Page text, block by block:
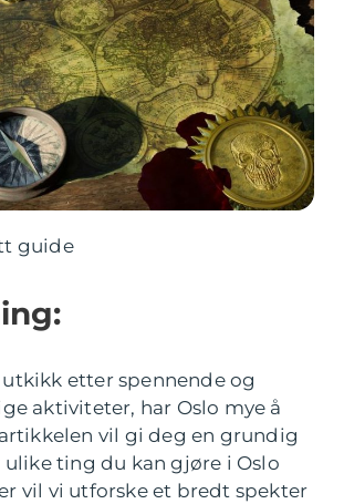
guide
etter spennende og
aktiviteter, har Oslo mye å
vil gi deg en grundig
ulike ting du kan gjøre i Oslo
vil vi utforske et bredt spekter